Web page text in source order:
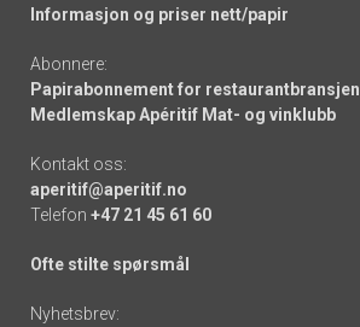
Informasjon og priser nett/papir
Abonnere:
Papirabonnement for restaurantbransjen
Medlemskap Apéritif Mat- og vinklubb
Kontakt oss:
aperitif@aperitif.no
Telefon +47 21 45 61 60
Ofte stilte spørsmål
Nyhetsbrev: